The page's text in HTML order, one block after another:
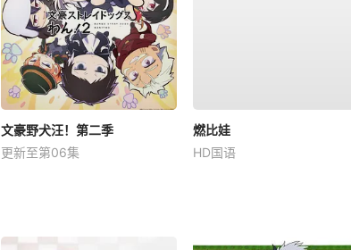
文豪野犬汪！第二季
更新至第06集
燃比娃
HD国语